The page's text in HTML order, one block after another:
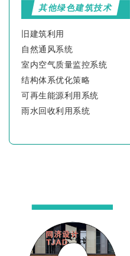
其他绿色建筑技术
旧建筑利用
自然通风系统
室内空气质量监控系统
结构体系优化策略
可再生能源利用系统
雨水回收利用系统